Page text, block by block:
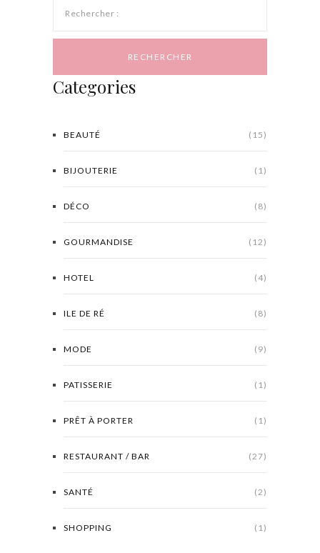
Rechercher :
Categories
BEAUTÉ (15)
BIJOUTERIE (1)
DÉCO (8)
GOURMANDISE (12)
HOTEL (4)
ILE DE RÉ (8)
MODE (9)
PATISSERIE (1)
PRÊT À PORTER (1)
RESTAURANT / BAR (27)
SANTÉ (2)
SHOPPING (1)